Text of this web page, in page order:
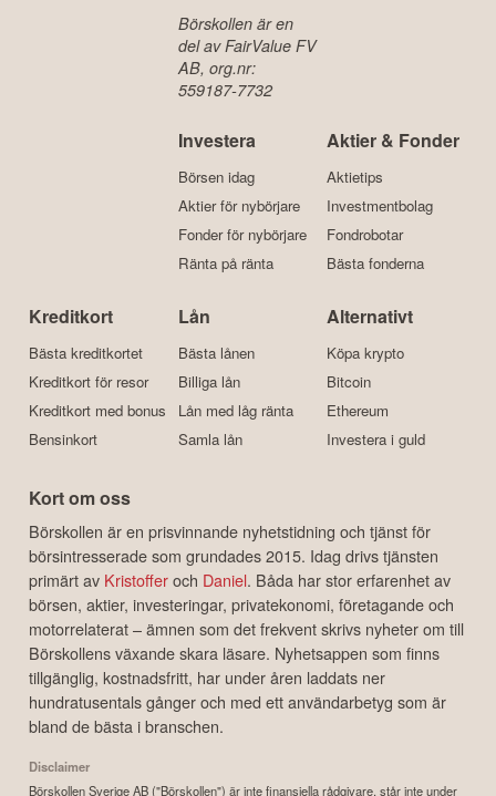
Börskollen är en
del av FairValue FV
AB, org.nr:
559187-7732
Investera
Börsen idag
Aktier för nybörjare
Fonder för nybörjare
Ränta på ränta
Aktier & Fonder
Aktietips
Investmentbolag
Fondrobotar
Bästa fonderna
Kreditkort
Bästa kreditkortet
Kreditkort för resor
Kreditkort med bonus
Bensinkort
Lån
Bästa lånen
Billiga lån
Lån med låg ränta
Samla lån
Alternativt
Köpa krypto
Bitcoin
Ethereum
Investera i guld
Kort om oss
Börskollen är en prisvinnande nyhetstidning och tjänst för
börsintresserade som grundades 2015. Idag drivs tjänsten
primärt av Kristofferoch Daniel. Båda har stor erfarenhet av
börsen, aktier, investeringar, privatekonomi, företagande och
motorrelaterat – ämnen som det frekvent skrivs nyheter om till
Börskollens växande skara läsare. Nyhetsappen som finns
tillgänglig, kostnadsfritt, har under åren laddats ner
hundratusentals gånger och med ett användarbetyg som är
bland de bästa i branschen.
Disclaimer
Börskollen Sverige AB ("Börskollen") är inte finansiella rådgivare, står inte under